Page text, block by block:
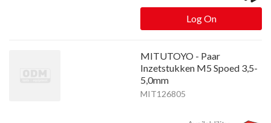
Log On
MITUTOYO - Paar
Inzetstukken M5 Spoed 3,5-
5,0mm
MIT126805